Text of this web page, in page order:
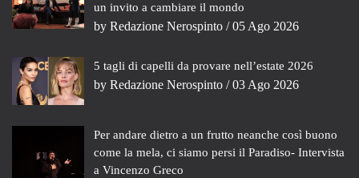
un invito a cambiare il mondo
by Redazione Nerospinto / 05 Ago 2026
5 tagli di capelli da provare nell’estate 2026
by Redazione Nerospinto / 03 Ago 2026
Per andare dietro a un frutto neanche così buono
come la mela, ci siamo persi il Paradiso- Intervista
a Vincenzo Greco